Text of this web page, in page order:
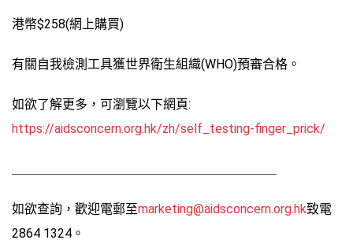
港幣$258(網上購買)
有關自我檢測工具獲世界衛生組織(WHO)預審合格。
如欲了解更多，可瀏覽以下網頁:
https://aidsconcern.org.hk/zh/self_testing-finger_prick/
如欲查詢，歡迎電郵至marketing@aidsconcern.org.hk致電
2864 1324。